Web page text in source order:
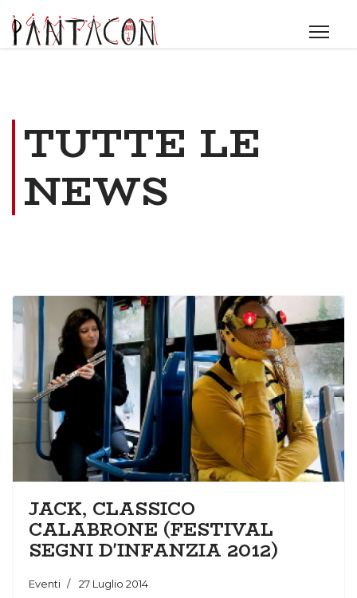
TUTTE LE
NEWS
JACK, CLASSICO
CALABRONE (FESTIVAL
SEGNI D'INFANZIA 2012)
Eventi 27 Luglio 2014